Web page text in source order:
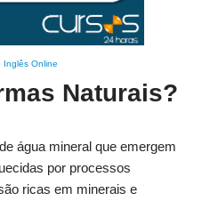
Inglês Online
Naturais?
água mineral que emergem
por processos
ricas em minerais e